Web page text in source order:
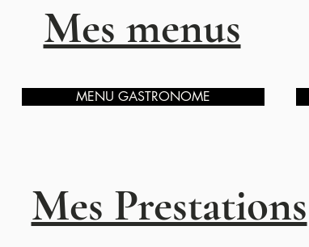
Mes menus
MENU GASTRONOME
Mes Prestations